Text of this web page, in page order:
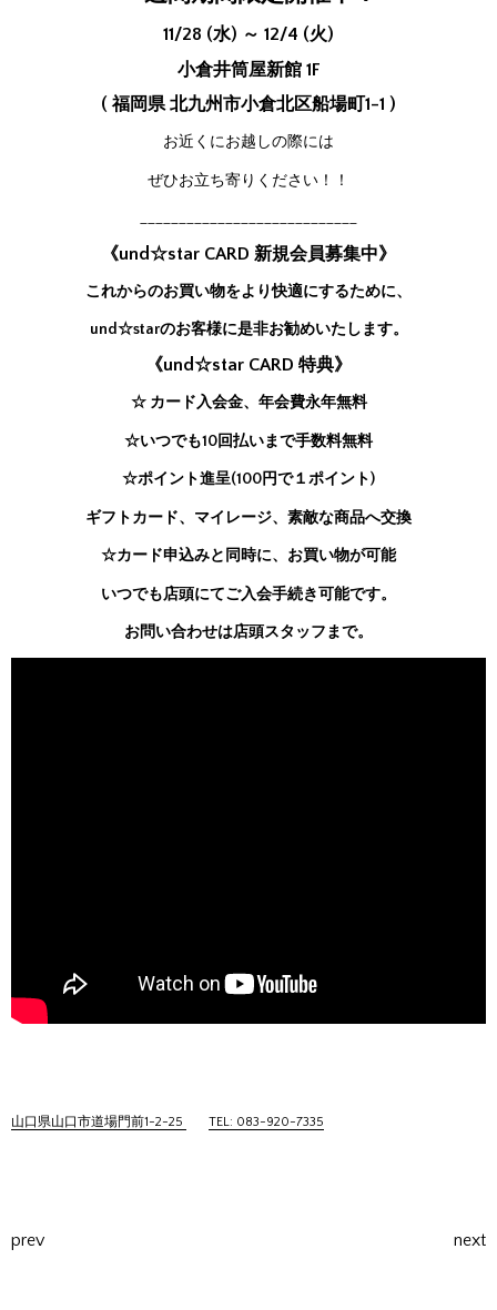
11/28 (水) ～ 12/4 (火)
小倉井筒屋新館 1F
( 福岡県 北九州市小倉北区船場町1-1 )
お近くにお越しの際には
ぜひお立ち寄りください！！
《und☆star CARD 新規会員募集中》
これからのお買い物をより快適にするために、
und☆starのお客様に是非お勧めいたします。
《und☆star CARD 特典》
☆ カード入会金、年会費永年無料
☆いつでも10回払いまで手数料無料
☆ポイント進呈(100円で１ポイント)
ギフトカード、マイレージ、素敵な商品へ交換
☆カード申込みと同時に、お買い物が可能
いつでも店頭にてご入会手続き可能です。
お問い合わせは店頭スタッフまで。
山口県山口市道場門前1-2-25 TEL: 083-920-7335
prev next